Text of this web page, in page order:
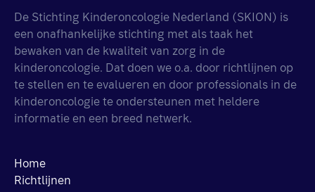
De Stichting Kinderoncologie Nederland (SKION) is
een onafhankelijke stichting met als taak het
bewaken van de kwaliteit van zorg in de
kinderoncologie. Dat doen we o.a. door richtlijnen op
te stellen en te evalueren en door professionals in de
kinderoncologie te ondersteunen met heldere
informatie en een breed netwerk.
Home
Richtlijnen